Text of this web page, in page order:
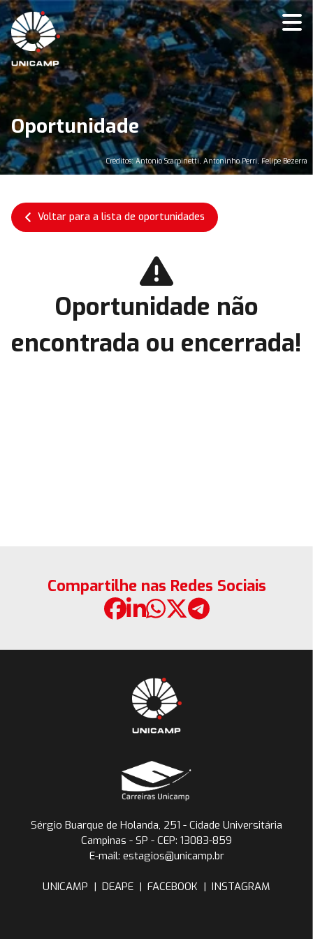
Oportunidade
Créditos: Antonio Scarpinetti, Antoninho Perri, Felipe Bezerra
Voltar para a lista de oportunidades
Oportunidade não
encontrada ou encerrada!
Compartilhe nas Redes Sociais
Sérgio Buarque de Holanda, 251 - Cidade Universitária
Campinas - SP - CEP: 13083-859
E-mail: estagios@unicamp.br
UNICAMP | DEAPE | FACEBOOK | INSTAGRAM